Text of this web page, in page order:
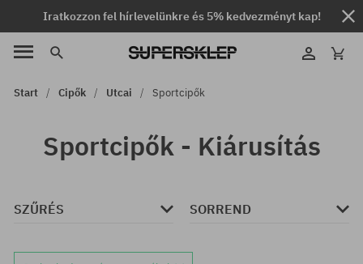
Iratkozzon fel hírlevelünkre és 5% kedvezményt kap!
Start Cipők Utcai Sportcipők
Sportcipők - Kiárusítás
SZŰRÉS SORREND